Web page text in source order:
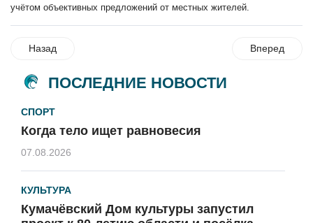
учётом объективных предложений от местных жителей.
Назад Вперед
ПОСЛЕДНИЕ НОВОСТИ
СПОРТ
Когда тело ищет равновесия
07.08.2026
КУЛЬТУРА
Кумачёвский Дом культуры запустил